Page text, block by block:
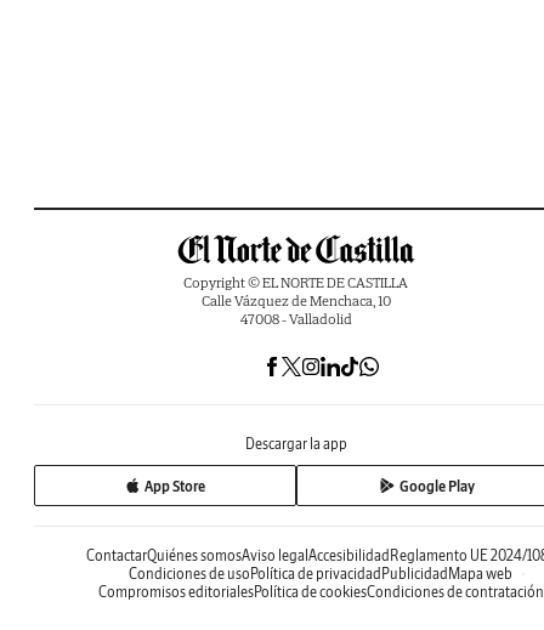
Copyright © EL NORTE DE CASTILLA
Calle Vázquez de Menchaca, 10
47008 - Valladolid
Descargar la app
App Store Google Play
ContactarQuiénes somosAviso legal Accesibilidad Reglamento UE 2024/
Condiciones de uso Política de privacidad Publicidad Mapa web
Compromisos editorialesPolítica de cookiesCondiciones de contratación